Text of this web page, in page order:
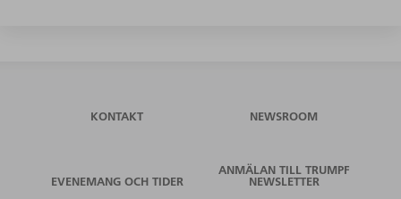
KONTAKT NEWSROOM
EVENEMANG OCH TIDER
ANMÄLAN TILL TRUMPF
NEWSLETTER